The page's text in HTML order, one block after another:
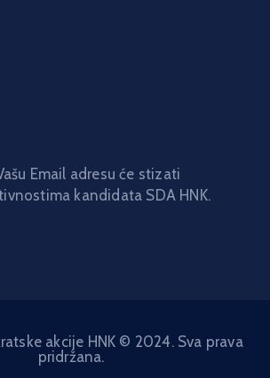
Email adresu će stizati
kandidata SDA HNK.
akcije HNK © 2024. Sva prava
pridržana.